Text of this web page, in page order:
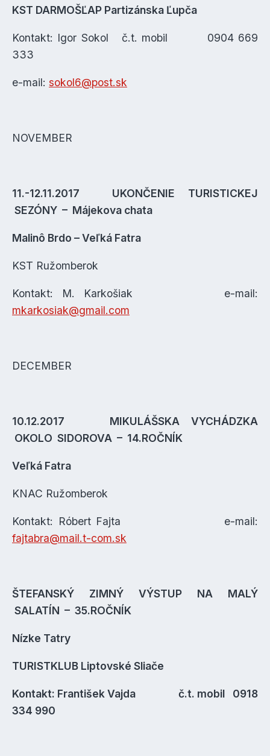
KST DARMOŠĽAP Partizánska Ľupča
Kontakt: Igor Sokol č.t. mobil 0904 669
333
e-mail: sokol6@post.sk
NOVEMBER
11.-12.11.2017 UKONČENIE TURISTICKEJ
SEZÓNY – Májekova chata
Malinô Brdo – Veľká Fatra
KST Ružomberok
Kontakt: M. Karkošiak e-mail:
mkarkosiak@gmail.com
DECEMBER
10.12.2017 MIKULÁŠSKA VYCHÁDZKA
OKOLO SIDOROVA – 14.ROČNÍK
Veľká Fatra
KNAC Ružomberok
Kontakt: Róbert Fajta e-mail:
fajtabra@mail.t-com.sk
ŠTEFANSKÝ ZIMNÝ VÝSTUP NA MALÝ
SALATÍN – 35.ROČNÍK
Nízke Tatry
TURISTKLUB Liptovské Sliače
Kontakt: František Vajda č.t. mobil 0918
334 990